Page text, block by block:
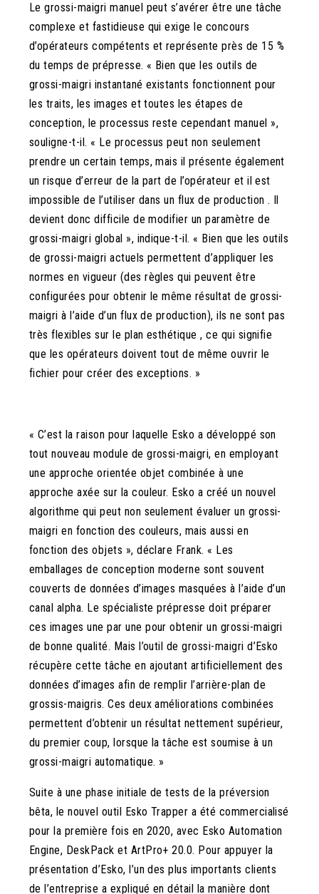
Le grossi-maigri manuel peut s’avérer être une tâche
complexe et fastidieuse qui exige le concours
d’opérateurs compétents et représente près de 15 %
du temps de prépresse. « Bien que les outils de
grossi-maigri instantané existants fonctionnent pour
les traits, les images et toutes les étapes de
conception, le processus reste cependant manuel »,
souligne-t-il. « Le processus peut non seulement
prendre un certain temps, mais il présente également
un risque d’erreur de la part de l’opérateur et il est
impossible de l’utiliser dans un flux de production . Il
devient donc difficile de modifier un paramètre de
grossi-maigri global », indique-t-il. « Bien que les outils
de grossi-maigri actuels permettent d’appliquer les
normes en vigueur (des règles qui peuvent être
configurées pour obtenir le même résultat de grossi-
maigri à l’aide d’un flux de production), ils ne sont pas
très flexibles sur le plan esthétique , ce qui signifie
que les opérateurs doivent tout de même ouvrir le
fichier pour créer des exceptions. »
« C’est la raison pour laquelle Esko a développé son
tout nouveau module de grossi-maigri, en employant
une approche orientée objet combinée à une
approche axée sur la couleur. Esko a créé un nouvel
algorithme qui peut non seulement évaluer un grossi-
maigri en fonction des couleurs, mais aussi en
fonction des objets », déclare Frank. « Les
emballages de conception moderne sont souvent
couverts de données d’images masquées à l’aide d’un
canal alpha. Le spécialiste prépresse doit préparer
ces images une par une pour obtenir un grossi-maigri
de bonne qualité. Mais l’outil de grossi-maigri d’Esko
récupère cette tâche en ajoutant artificiellement des
données d’images afin de remplir l’arrière-plan de
grossis-maigris. Ces deux améliorations combinées
permettent d’obtenir un résultat nettement supérieur,
du premier coup, lorsque la tâche est soumise à un
grossi-maigri automatique. »
Suite à une phase initiale de tests de la préversion
bêta, le nouvel outil Esko Trapper a été commercialisé
pour la première fois en 2020, avec Esko Automation
Engine, DeskPack et ArtPro+ 20.0. Pour appuyer la
présentation d’Esko, l’un des plus importants clients
de l’entreprise a expliqué en détail la manière dont